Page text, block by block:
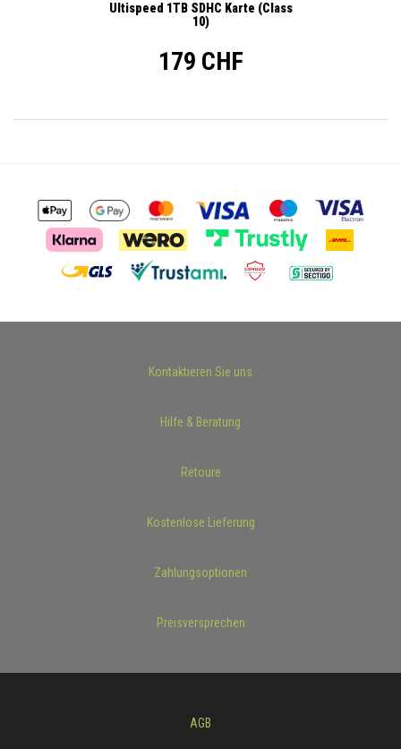
Ultispeed 1TB SDHC Karte (Class
10)
179 CHF
Kontaktieren Sie uns
Hilfe & Beratung
Retoure
Kostenlose Lieferung
Zahlungsoptionen
Preisversprechen
AGB